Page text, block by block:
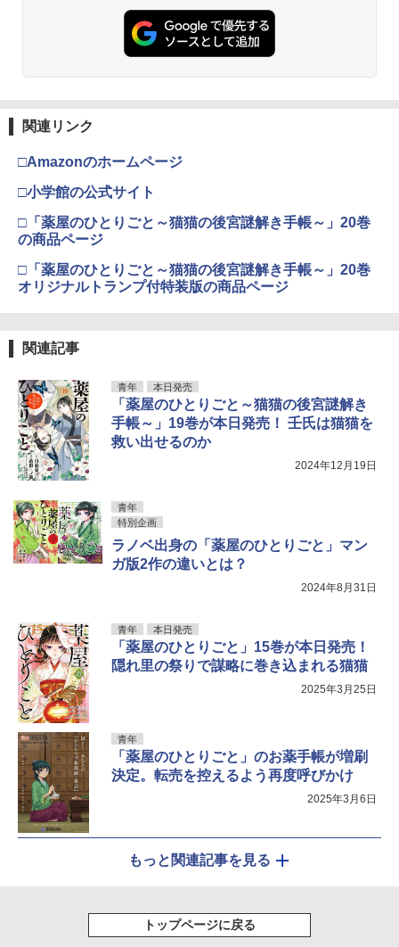
関連リンク
□Amazonのホームページ
□小学館の公式サイト
□「薬屋のひとりごと～猫猫の後宮謎解き手帳～」20巻
の商品ページ
□「薬屋のひとりごと～猫猫の後宮謎解き手帳～」20巻
オリジナルトランプ付特装版の商品ページ
関連記事
青年 本日発売
「薬屋のひとりごと～猫猫の後宮謎解き
手帳～」19巻が本日発売！ 壬氏は猫猫を
救い出せるのか
2024年12月19日
青年
特別企画
ラノベ出身の「薬屋のひとりごと」マン
ガ版2作の違いとは？
2024年8月31日
青年 本日発売
「薬屋のひとりごと」15巻が本日発売！
隠れ里の祭りで謀略に巻き込まれる猫猫
2025年3月25日
青年
「薬屋のひとりごと」のお薬手帳が増刷
決定。転売を控えるよう再度呼びかけ
2025年3月6日
もっと関連記事を見る
トップページに戻る